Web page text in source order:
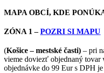
MAPA OBCÍ, KDE
ZÓNA 1 –POZRI SI MAPU
(Košice – mestské časti) – pri
vieme doviezť objednaný
objednávke do 99 Eur s DPH